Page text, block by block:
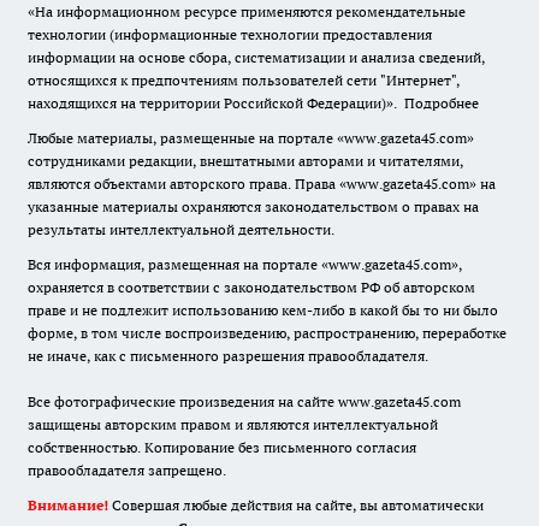
«На информационном ресурсе применяются рекомендательные
технологии (информационные технологии предоставления
информации на основе сбора, систематизации и анализа сведений,
относящихся к предпочтениям пользователей сети "Интернет",
находящихся на территории Российской Федерации)». Подробнее
Любые материалы, размещенные на портале «www.gazeta45.com»
сотрудниками редакции, внештатными авторами и читателями,
являются объектами авторского права. Права «www.gazeta45.com» на
указанные материалы охраняются законодательством о правах на
результаты интеллектуальной деятельности.
Вся информация, размещенная на портале «www.gazeta45.com»,
охраняется в соответствии с законодательством РФ об авторском
праве и не подлежит использованию кем-либо в какой бы то ни было
форме, в том числе воспроизведению, распространению, переработке
не иначе, как с письменного разрешения правообладателя.
Все фотографические произведения на сайте www.gazeta45.com
защищены авторским правом и являются интеллектуальной
собственностью. Копирование без письменного согласия
правообладателя запрещено.
Внимание! Совершая любые действия на сайте, вы автоматически